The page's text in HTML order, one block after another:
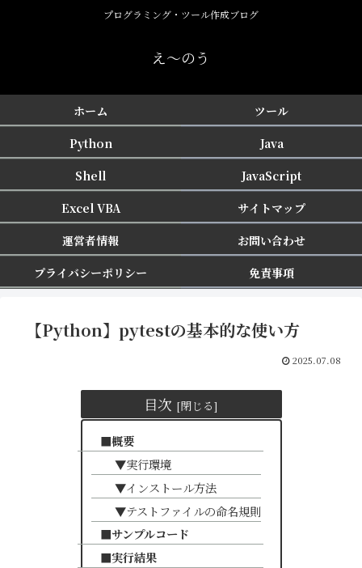
プログラミング・ツール作成ブログ
え〜のう
ホーム
ツール
Python
Java
Shell
JavaScript
Excel VBA
サイトマップ
運営者情報
お問い合わせ
プライバシーポリシー
免責事項
【Python】pytestの基本的な使い方
2025.07.08
目次
■概要
▼実行環境
▼インストール方法
▼テストファイルの命名規則
■サンプルコード
■実行結果